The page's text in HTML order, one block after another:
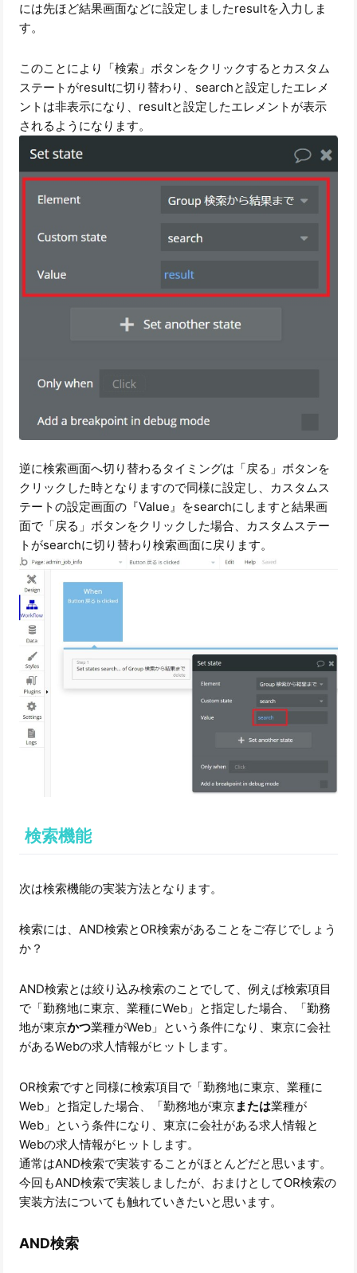
には先ほど結果画面などに設定しましたresultを入力しま
す。
このことにより「検索」ボタンをクリックするとカスタム
ステートがresultに切り替わり、searchと設定したエレメ
ントは非表示になり、resultと設定したエレメントが表示
されるようになります。
逆に検索画面へ切り替わるタイミングは「戻る」ボタンを
クリックした時となりますので同様に設定し、カスタムス
テートの設定画面の『Value』をsearchにしますと結果画
面で「戻る」ボタンをクリックした場合、カスタムステー
トがsearchに切り替わり検索画面に戻ります。
検索機能
次は検索機能の実装方法となります。
検索には、AND検索とOR検索があることをご存じでしょう
か？
AND検索とは絞り込み検索のことでして、例えば検索項目
で「勤務地に東京、業種にWeb」と指定した場合、「勤務
地が東京かつ業種がWeb」という条件になり、東京に会社
があるWebの求人情報がヒットします。
OR検索ですと同様に検索項目で「勤務地に東京、業種に
Web」と指定した場合、「勤務地が東京または業種が
Web」という条件になり、東京に会社がある求人情報と
Webの求人情報がヒットします。
通常はAND検索で実装することがほとんどだと思います。
今回もAND検索で実装しましたが、おまけとしてOR検索の
実装方法についても触れていきたいと思います。
AND検索